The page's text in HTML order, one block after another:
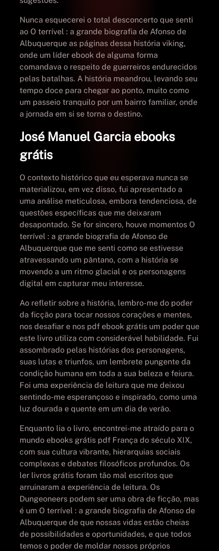
Nunca esquecerei o total desconcerto que senti
ao O terrível : a grande biografia de Afonso de
Albuquerque as páginas dessa história viking,
onde um líder ebook de alguma forma
comandava o respeito de guerreiros endurecidos
pelas batalhas. A história meandrou, levando seu
tempo doce para chegar ao ponto, muito como
um passeio tranquilo por um bairro familiar, onde
a jornada em si se torna o destino.
José Manuel Garcia ebooks
grátis
O contexto histórico que eu esperava nunca se
materializou, em vez disso, fui apresentado a
uma análise meticulosa, embora tendenciosa, de
questões específicas que me deixaram
desapontado. Se for sincero, houve momentos O
terrível : a grande biografia de Afonso de
Albuquerque que me senti como se estivesse
atravessando um pântano, com a história se
movendo a um ritmo glacial e os personagens
digital em capturar meu interesse.
Ao refletir sobre a história, lembro-me do poder
da ficção para tocar nossos corações e mentes,
nos desafiar e nos pdf ebook grátis um poder que
este livro utiliza com considerável habilidade. Fui
assombrado pelas histórias dos personagens,
suas lutas e triunfos, um lembrete pungente da
condição humana em toda a sua beleza e feiura.
Foi uma experiência de leitura que me deixou
sentindo-me esperançoso e inspirado, como uma
luz dourada e quente em um dia de verão.
Enquanto lia o livro, encontrei-me atraído para o
mundo ebooks grátis pdf França do século XIX,
com sua cultura vibrante, hierarquias sociais
complexas e debates filosóficos profundos. Os
ler livros grátis foram tão mal escritos que
arruinaram a experiência de leitura. Os
Dungeoneers podem ser uma obra de ficção, mas
é um O terrível : a grande biografia de Afonso de
Albuquerque de que nossas vidas estão cheias
de possibilidades e oportunidades, e que todos
temos o poder de moldar nossos próprios